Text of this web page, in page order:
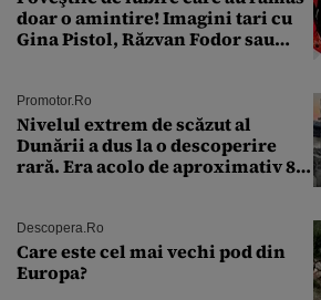
doar o amintire! Imagini tari cu
Gina Pistol, Răzvan Fodor sau
Promotor.ro
Nivelul extrem de scăzut al
Dunării a dus la o descoperire
rară. Era acolo de aproximativ 80
Descopera.ro
Care este cel mai vechi pod din
Europa?